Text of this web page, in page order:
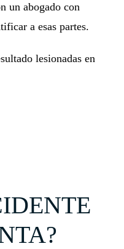
un abogado con
a esas partes.
lesionadas en